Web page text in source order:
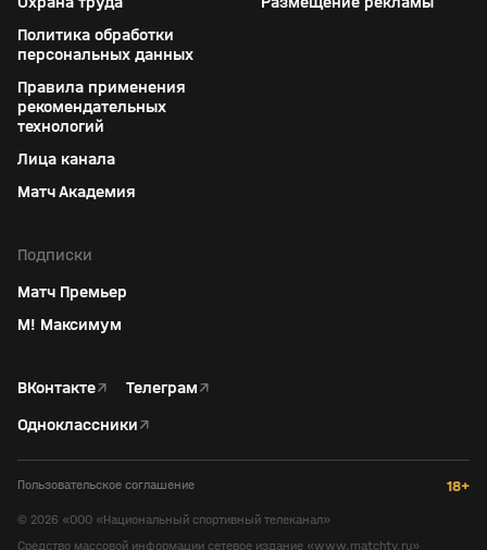
Политика обработки
персональных данных
Правила применения
рекомендательных
технологий
Лица канала
Матч Академия
Подписки
Матч Премьер
М! Максимум
ВКонтакте↗ Телеграм↗
Одноклассники↗
Пользовательское соглашение 18+
© 2026 «ООО «Национальный спортивный телеканал»
Средство массовой информации сетевое издание «www.matchtv.ru»